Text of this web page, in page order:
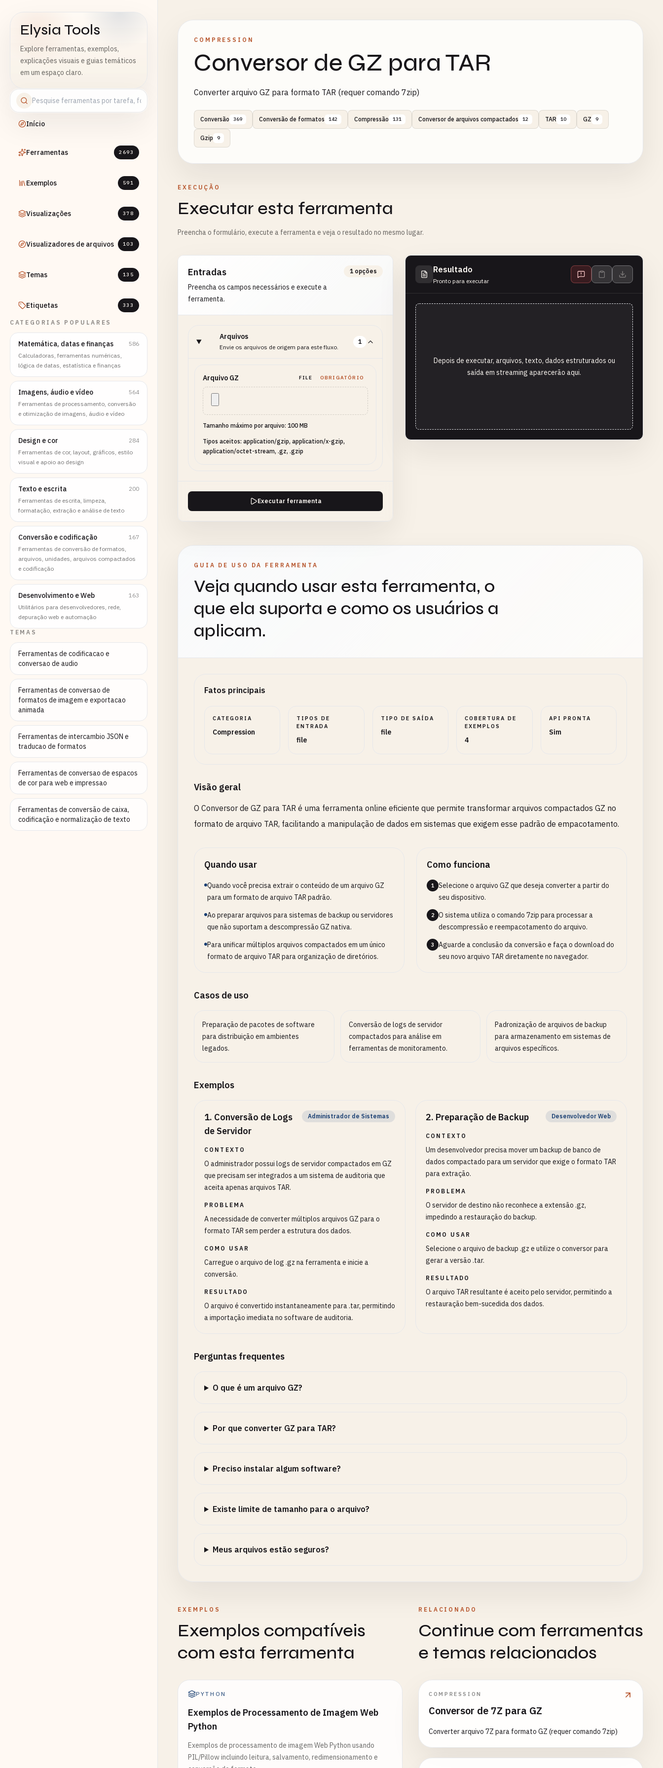
Elysia Tools
Explore ferramentas, exemplos,
explicações visuais e guias temáticos
em um espaço claro.
Início
Ferramentas 2693
Exemplos 591
Visualizações 378
Visualizadores de arquivos 103
Temas 135
Etiquetas 333
CATEGORIAS POPULARES
Matemática, datas e finanças
586
Calculadoras, ferramentas numéricas,
lógica de datas, estatística e finanças
Imagens, áudio e vídeo
564
Ferramentas de processamento, conversão
e otimização de imagens, áudio e vídeo
Design e cor
284
Ferramentas de cor, layout, gráficos, estilo
visual e apoio ao design
Texto e escrita
200
Ferramentas de escrita, limpeza,
formatação, extração e análise de texto
Conversão e codificação
167
Ferramentas de conversão de formatos,
arquivos, unidades, arquivos compactados
e codificação
Desenvolvimento e Web
163
Utilitários para desenvolvedores, rede,
depuração web e automação
TEMAS
Ferramentas de codificacao e
conversao de audio
Ferramentas de conversao de
formatos de imagem e exportacao
animada
Ferramentas de intercambio JSON e
traducao de formatos
Ferramentas de conversao de espacos
de cor para web e impressao
Ferramentas de conversão de caixa,
codificação e normalização de texto
COMPRESSION
Conversor de GZ para TAR
Converter arquivo GZ para formato TAR (requer comando 7zip)
Conversão 369 Conversão de formatos 142 Compressão 131 Conversor de arquivos compactados 12 TAR 10 GZ 9
Gzip 9
EXECUÇÃO
Executar esta ferramenta
Preencha o formulário, execute a ferramenta e veja o resultado no mesmo lugar.
Entradas
Preencha os campos necessários e execute a
ferramenta.
1 opções
Arquivos
Envie os arquivos de origem para este fluxo.
1
Arquivo GZ FILE OBRIGATÓRIO
Tamanho máximo por arquivo: 100 MB
Tipos aceitos: application/gzip, application/x-gzip,
application/octet-stream, .gz, .gzip
Executar ferramenta
Resultado
Pronto para executar
Depois de executar, arquivos, texto, dados estruturados ou
saída em streaming aparecerão aqui.
GUIA DE USO DA FERRAMENTA
Veja quando usar esta ferramenta, o
que ela suporta e como os usuários a
aplicam.
Fatos principais
CATEGORIA
Compression
TIPOS DE
ENTRADA
file
TIPO DE SAÍDA
file
COBERTURA DE
EXEMPLOS
4
API PRONTA
Sim
Visão geral
O Conversor de GZ para TAR é uma ferramenta online eficiente que permite transformar arquivos compactados GZ no
formato de arquivo TAR, facilitando a manipulação de dados em sistemas que exigem esse padrão de empacotamento.
Quando usar
Quando você precisa extrair o conteúdo de um arquivo GZ
para um formato de arquivo TAR padrão.
Ao preparar arquivos para sistemas de backup ou servidores
que não suportam a descompressão GZ nativa.
Para unificar múltiplos arquivos compactados em um único
formato de arquivo TAR para organização de diretórios.
Como funciona
1
Selecione o arquivo GZ que deseja converter a partir do
seu dispositivo.
2
O sistema utiliza o comando 7zip para processar a
descompressão e reempacotamento do arquivo.
3
Aguarde a conclusão da conversão e faça o download do
seu novo arquivo TAR diretamente no navegador.
Casos de uso
Preparação de pacotes de software
para distribuição em ambientes
legados.
Conversão de logs de servidor
compactados para análise em
ferramentas de monitoramento.
Padronização de arquivos de backup
para armazenamento em sistemas de
arquivos específicos.
Exemplos
1. Conversão de Logs
de Servidor
Administrador de Sistemas
CONTEXTO
O administrador possui logs de servidor compactados em GZ
que precisam ser integrados a um sistema de auditoria que
aceita apenas arquivos TAR.
PROBLEMA
A necessidade de converter múltiplos arquivos GZ para o
formato TAR sem perder a estrutura dos dados.
COMO USAR
Carregue o arquivo de log .gz na ferramenta e inicie a
conversão.
RESULTADO
O arquivo é convertido instantaneamente para .tar, permitindo
a importação imediata no software de auditoria.
2. Preparação de Backup Desenvolvedor Web
CONTEXTO
Um desenvolvedor precisa mover um backup de banco de
dados compactado para um servidor que exige o formato TAR
para extração.
PROBLEMA
O servidor de destino não reconhece a extensão .gz,
impedindo a restauração do backup.
COMO USAR
Selecione o arquivo de backup .gz e utilize o conversor para
gerar a versão .tar.
RESULTADO
O arquivo TAR resultante é aceito pelo servidor, permitindo a
restauração bem-sucedida dos dados.
Perguntas frequentes
O que é um arquivo GZ?
Por que converter GZ para TAR?
Preciso instalar algum software?
Existe limite de tamanho para o arquivo?
Meus arquivos estão seguros?
EXEMPLOS
Exemplos compatíveis
com esta ferramenta
PYTHON
Exemplos de Processamento de Imagem Web
Python
Exemplos de processamento de imagem Web Python usando
PIL/Pillow incluindo leitura, salvamento, redimensionamento e
RELACIONADO
Continue com ferramentas
e temas relacionados
COMPRESSION
Conversor de 7Z para GZ
Converter arquivo 7Z para formato GZ (requer comando 7zip)